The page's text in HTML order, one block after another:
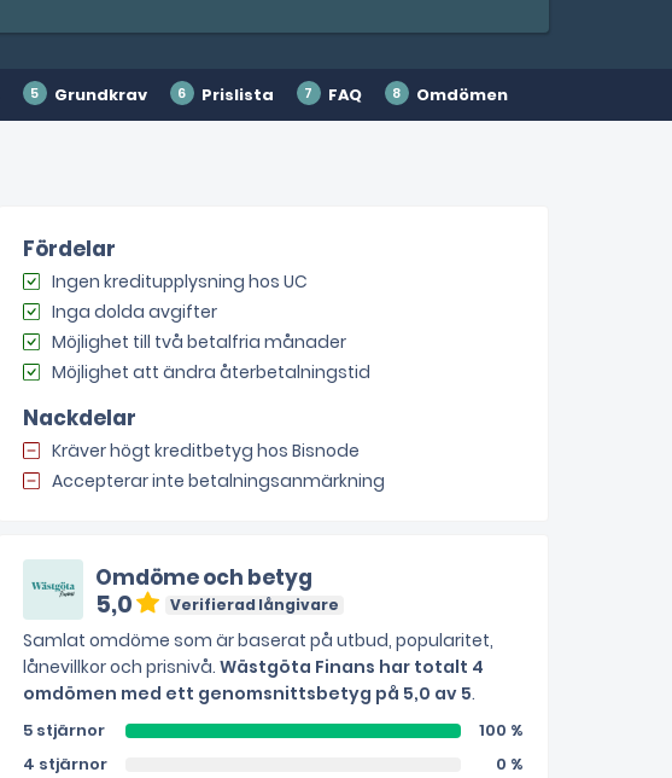
Grundkrav Prislista FAQ Omdömen
Fördelar
Ingen kreditupplysning hos UC
Inga dolda avgifter
Möjlighet till två betalfria månader
Möjlighet att ändra återbetalningstid
Nackdelar
Kräver högt kreditbetyg hos Bisnode
Accepterar inte betalningsanmärkning
Omdöme och betyg
5,0 Verifierad långivare
Samlat omdöme som är baserat på utbud, popularitet,
lånevillkor och prisnivå. Wästgöta Finans har totalt 4
omdömen med ett genomsnittsbetyg på 5,0 av 5.
5 stjärnor
100 %
4 stjärnor
0 %